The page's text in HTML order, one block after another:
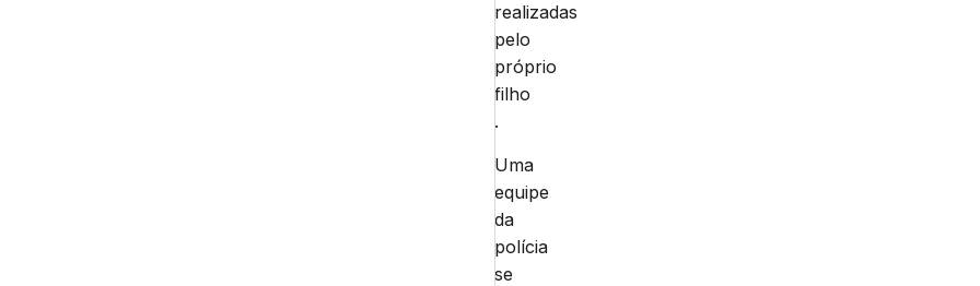
realizadas
pelo
próprio
filho
.
Uma
equipe
da
polícia
se